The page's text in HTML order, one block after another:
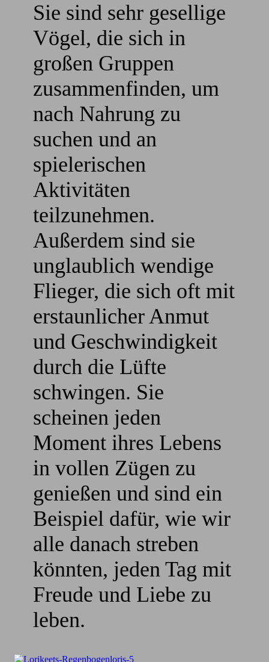
Sie sind sehr gesellige
Vögel, die sich in
großen Gruppen
zusammenfinden, um
nach Nahrung zu
suchen und an
spielerischen
Aktivitäten
teilzunehmen.
Außerdem sind sie
unglaublich wendige
Flieger, die sich oft mit
erstaunlicher Anmut
und Geschwindigkeit
durch die Lüfte
schwingen. Sie
scheinen jeden
Moment ihres Lebens
in vollen Zügen zu
genießen und sind ein
Beispiel dafür, wie wir
alle danach streben
könnten, jeden Tag mit
Freude und Liebe zu
leben.